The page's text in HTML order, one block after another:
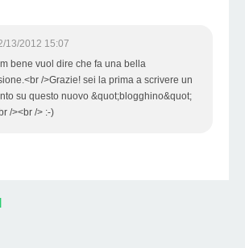
13/2012 15:07
bene vuol dire che fa una bella
/>Grazie! sei la prima a scrivere un
su questo nuovo &quot;blogghino&quot;
/><br /> :-)